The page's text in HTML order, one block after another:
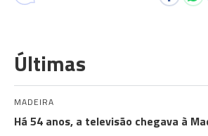
Últimas
MADEIRA
Há 54 anos, a televisão chegava à